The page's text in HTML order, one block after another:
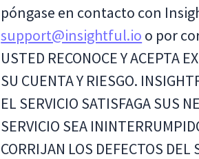
póngase en contacto con
support@insightful.io o por
USTED RECONOCE Y ACEPTA
SU CUENTA Y RIESGO.
EL SERVICIO SATISFAGA SUS
SERVICIO SEA
CORRIJAN LOS DEFECTOS